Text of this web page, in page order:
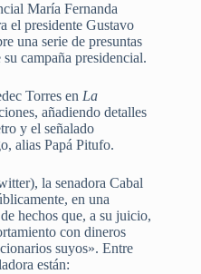
María Fernanda
el presidente Gustavo
una serie de presuntas
campaña presidencial.
Torres en La
añadiendo detalles
y el señalado
alias Papá Pitufo.
la senadora Cabal
en una
hechos que, a su juicio,
con dineros
suyos». Entre
están: